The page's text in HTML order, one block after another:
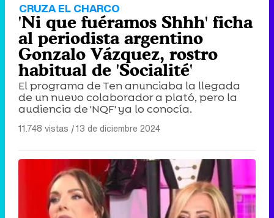
CRUZA EL CHARCO
'Ni que fuéramos Shhh' ficha
al periodista argentino
Gonzalo Vázquez, rostro
habitual de 'Socialité'
El programa de Ten anunciaba la llegada
de un nuevo colaborador a plató, pero la
audiencia de 'NQF' ya lo conocía.
11.748 vistas |13 de diciembre 2024